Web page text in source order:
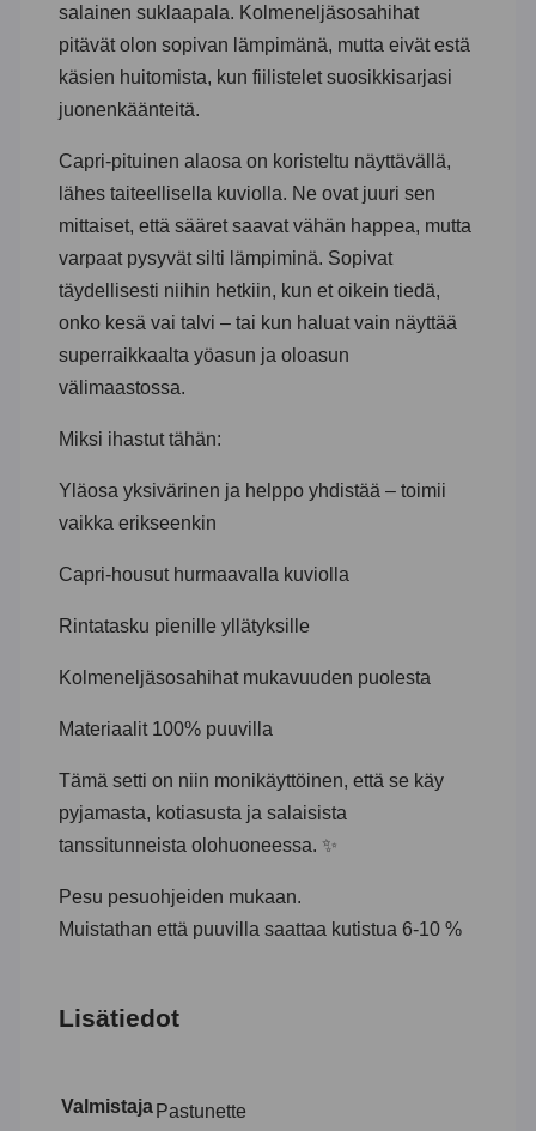
salainen suklaapala. Kolme­neljäsosahihat
pitävät olon sopivan lämpimänä, mutta eivät estä
käsien huitomista, kun fiilistelet suosikkisarjasi
juonenkäänteitä.
Capri-pituinen alaosa on koristeltu näyttävällä,
lähes taiteellisella kuviolla. Ne ovat juuri sen
mittaiset, että sääret saavat vähän happea, mutta
varpaat pysyvät silti lämpiminä. Sopivat
täydellisesti niihin hetkiin, kun et oikein tiedä,
onko kesä vai talvi – tai kun haluat vain näyttää
superraikkaalta yöasun ja oloasun
välimaastossa.
Miksi ihastut tähän:
Yläosa yksivärinen ja helppo yhdistää – toimii
vaikka erikseenkin
Capri-housut hurmaavalla kuviolla
Rintatasku pienille yllätyksille
Kolme­neljäsosahihat mukavuuden puolesta
Materiaalit 100% puuvilla
Tämä setti on niin monikäyttöinen, että se käy
pyjamasta, kotiasusta ja salaisista
tanssitunneista olohuoneessa. ✨
Pesu pesuohjeiden mukaan.
Muistathan että puuvilla saattaa kutistua 6-10 %
Lisätiedot
Valmistaja Pastunette